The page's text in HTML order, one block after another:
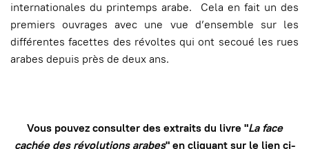
internationales du printemps arabe. Cela en fait un des
premiers ouvrages avec une vue d’ensemble sur les
différentes facettes des révoltes qui ont secoué les rues
arabes depuis près de deux ans.
Vous pouvez consulter des extraits du livre "La face
cachée des révolutions arabes" en cliquant sur le lien ci-